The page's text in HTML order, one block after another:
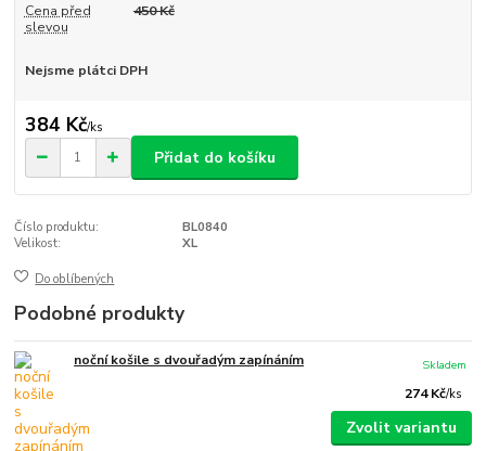
Cena před
slevou
450 Kč
Nejsme plátci DPH
384 Kč/ks
Přidat do košíku
Číslo produktu:
BL0840
Velikost:
XL
Do oblíbených
Podobné produkty
noční košile s dvouřadým zapínáním
274 Kč/ks
Skladem
Zvolit variantu